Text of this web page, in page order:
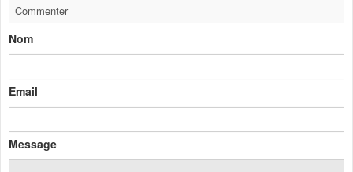
Commenter
Nom
Email
Message